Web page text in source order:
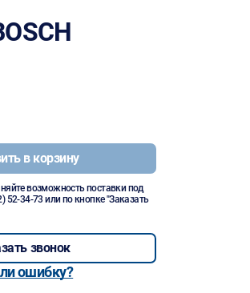
в корзину
возможность поставки под
52-34-73 или по кнопке "Заказать
звонок
ошибку?